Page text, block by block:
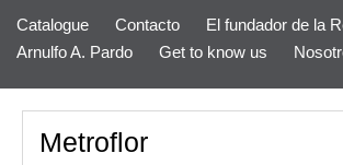
Catalogue Contacto
El fundador de la
Arnulfo A. Pardo
Get to know us
Metroflor